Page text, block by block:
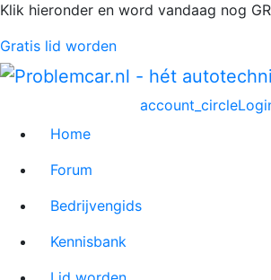
Klik hieronder en word vandaag nog
Gratis lid worden
account_circle
Home
Forum
Bedrijvengids
Kennisbank